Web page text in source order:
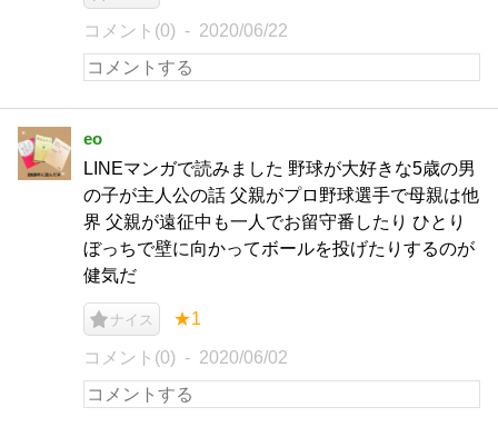
コメント(0) 2020/06/22
eo
LINEマンガで読みました 野球が大好きな5歳の男
の子が主人公の話 父親がプロ野球選手で母親は他
界 父親が遠征中も一人でお留守番したり ひとり
ぼっちで壁に向かってボールを投げたりするのが
健気だ
ナイス ★1
コメント(0) 2020/06/02